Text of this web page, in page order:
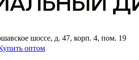
шоссе, д. 47, корп. 4, пом. 19
оптом